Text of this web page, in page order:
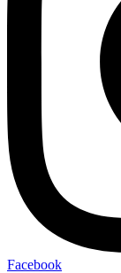
Facebook